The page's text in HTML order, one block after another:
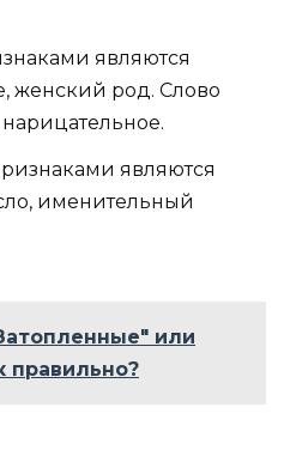
являются
женский род. Слово
являются
именительный
или
правильно?